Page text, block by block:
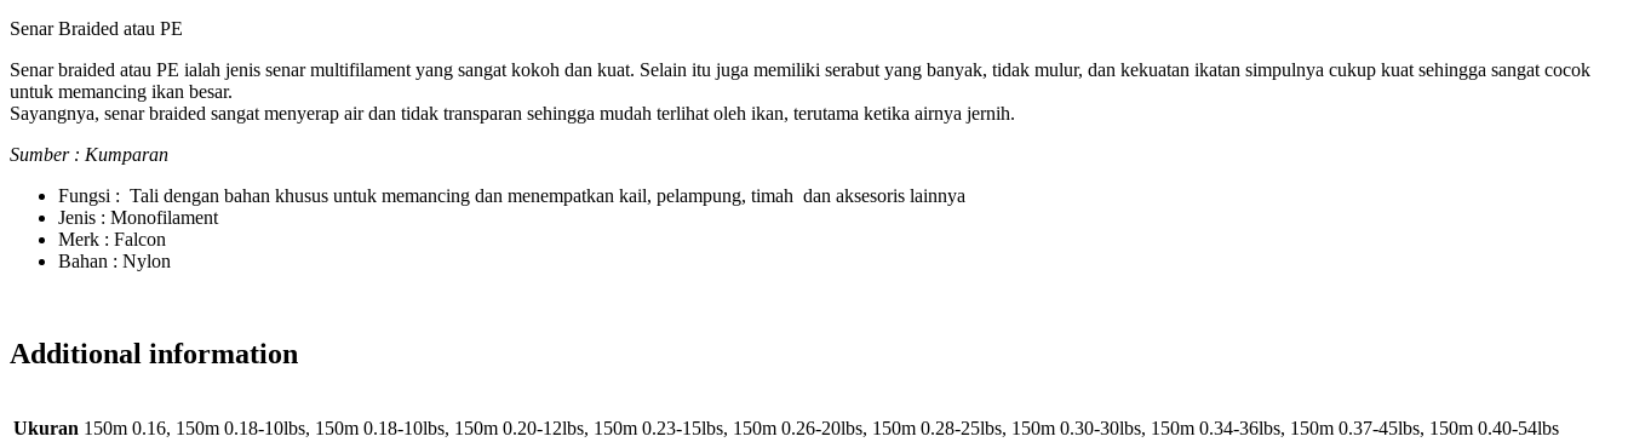
Senar Braided atau PE
Senar braided atau PE ialah jenis senar multifilament yang sangat kokoh dan kuat. Selain itu juga memiliki serabut yang banyak, tidak mulur, dan kekuatan ikatan simpulnya cukup kuat sehingga sangat cocok
untuk memancing ikan besar.
Sayangnya, senar braided sangat menyerap air dan tidak transparan sehingga mudah terlihat oleh ikan, terutama ketika airnya jernih.
Sumber : Kumparan
Fungsi : Tali dengan bahan khusus untuk memancing dan menempatkan kail, pelampung, timah dan aksesoris lainnya
Jenis : Monofilament
Merk : Falcon
Bahan : Nylon
Additional information
Ukuran 150m 0.16, 150m 0.18-10lbs, 150m 0.18-10lbs, 150m 0.20-12lbs, 150m 0.23-15lbs, 150m 0.26-20lbs, 150m 0.28-25lbs, 150m 0.30-30lbs, 150m 0.34-36lbs, 150m 0.37-45lbs, 150m 0.40-54lbs